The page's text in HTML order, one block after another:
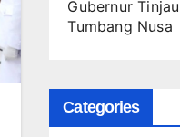
Gubernur
Tumbang Nusa
Categories